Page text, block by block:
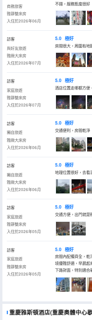
商務旅客
雅靜雙床房
入住於2026年06月
不錯，服務態度很好
訪客
與好友旅遊
雅緻大床房
入住於2026年07月
5.0 極好
房間很大，周圍有地
訪客
家庭旅遊
雅靜雙床房
入住於2026年07月
5.0 極好
酒店位置走哪都方便
訪客
獨自旅遊
雅緻大床房
入住於2026年06月
5.0 極好
交通便利，房間乾淨
訪客
獨自旅遊
雅緻大床房
入住於2026年06月
5.0 極好
地理位置很好，去看
訪客
家庭旅遊
雅靜雙床房
入住於2026年05月
5.0 極好
交通方便，出門就是
訪客
家庭旅遊
雅靜雙床房
入住於2026年05月
5.0 極好
房間內配備齊全，乾
境優雅舒適，早晨起
下路對面，特別適合
重慶雅斯頓酒店(重慶奧體中心